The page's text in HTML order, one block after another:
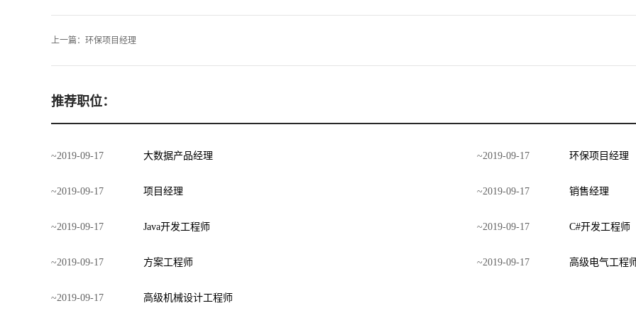
上一篇： 环保项目经理
推荐职位：
~2019-09-17 大数据产品经理 ~2019-09-17 环保项目经理
~2019-09-17 项目经理 ~2019-09-17 销售经理
~2019-09-17 Java开发工程师 ~2019-09-17 C#开发工程师
~2019-09-17 方案工程师 ~2019-09-17 高级电气工程
~2019-09-17 高级机械设计工程师